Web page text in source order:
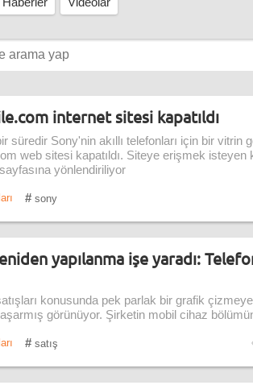
internet sitesi kapatıldı
süredir Sony'nin akıllı telefonları için bir vitrin
web sitesi kapatıldı. Siteye erişmek isteyen
yönlendiriliyor
# sony
yapılanma işe yaradı:
konusunda pek parlak bir grafik
görünüyor. Şirketin mobil cihaz
# satış